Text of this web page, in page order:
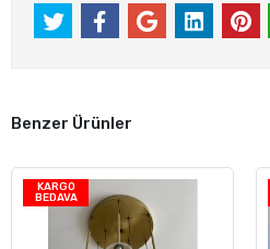
Benzer Ürünler
KARGO
BEDAVA